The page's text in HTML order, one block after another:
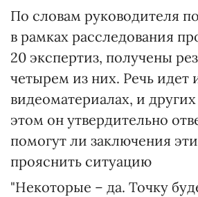
По словам руководителя
в рамках расследования
20 экспертиз, получены
четырем из них. Речь идет
видеоматериалах, и
этом он утвердительно
помогут ли заключения
прояснить ситуацию
"Некоторые – да. Точку